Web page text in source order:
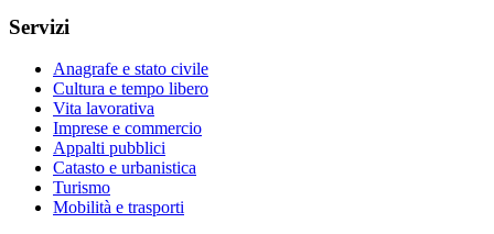
Servizi
Anagrafe e stato civile
Cultura e tempo libero
Vita lavorativa
Imprese e commercio
Appalti pubblici
Catasto e urbanistica
Turismo
Mobilità e trasporti